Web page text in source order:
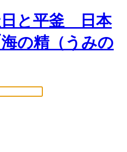
日と平釜 日本
の精（うみの